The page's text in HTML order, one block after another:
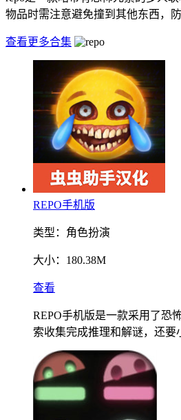
物品时需注意避免撞到其他东西，
查看更多合集
REPO手机版
类型： 角色扮演
大小： 180.38M
查看
REPO手机版是一款采用了恐
索收集完成推理和解谜，还要